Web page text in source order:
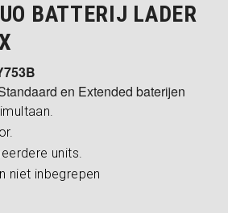
BATTERIJ LADER
en Extended baterijen
units.
niet inbegrepen